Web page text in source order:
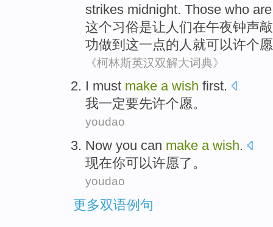
strikes midnight. Those who are
这个习俗是让 人们在午夜钟声
功做到这一点的人就可以许个
《柯林斯英汉双解大词典》
I must make a wish first.
我一定要先许个愿。
youdao
Now you can make a wish.
现在你可以许愿了。
youdao
更多双语例句